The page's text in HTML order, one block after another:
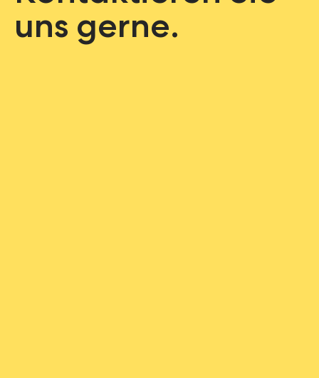
uns gerne.